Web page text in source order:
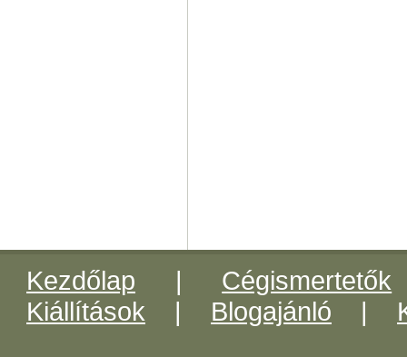
Kezdőlap | Cégismertetők
Kiállítások | Blogajánló |